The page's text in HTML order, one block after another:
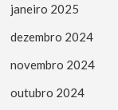
janeiro 2025
dezembro 2024
novembro 2024
outubro 2024